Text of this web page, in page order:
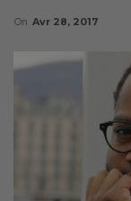
On Avr 28, 2017